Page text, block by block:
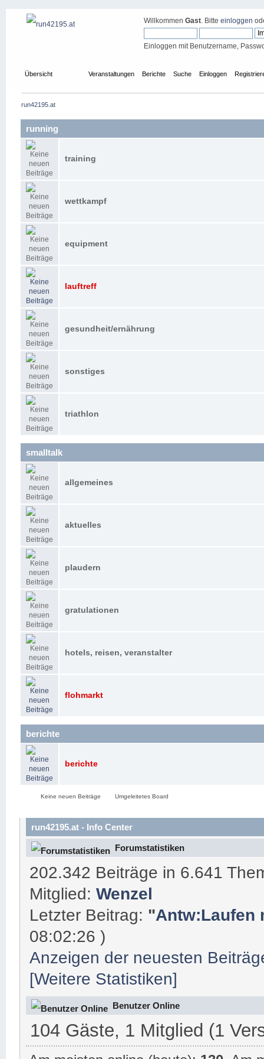
Willkommen Gast. Bitte einloggen
Einloggen mit Benutzername,
Übersicht Veranstaltungen Berichte Suche Einloggen
run42195.at
running
training
wettkampf
equipment
lauftreff
gesundheit/ernährung
sonstiges
triathlon
smalltalk
allgemeines
aktuelles
plaudern
gratulationen
hotels, reisen, veranstalter
flohmarkt
berichte
berichte
Keine neuen Beiträge Umgeleitetes Board
run42195.at - Info Center
Forumstatistiken
202.342 Beiträge in 6.641
Mitglied:Wenzel
Letzter Beitrag: "Antw:Laufen
08:02:26 )
Anzeigen der neuesten
[Weitere Statistiken]
Benutzer Online
104 Gäste, 1 Mitglied (1